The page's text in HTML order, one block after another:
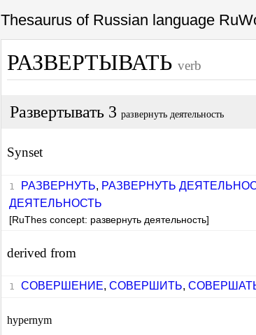
Thesaurus of Russian language
РАЗВЕРТЫВАТЬ verb
Развертывать 3 развернуть деятельность
Synset
РАЗВЕРНУТЬ, РАЗВЕРНУТЬ
ДЕЯТЕЛЬНОСТЬ
[RuThes concept: развернуть деятельность]
derived from
СОВЕРШЕНИЕ, СОВЕРШИТЬ,
hypernym